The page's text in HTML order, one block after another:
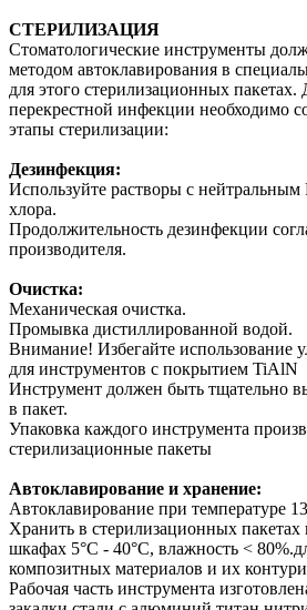
СТЕРИЛИЗАЦИЯ
Стоматологические инструменты
методом автоклавирования в
для этого стерилизационных
перекрестной инфекции необходимо
этапы стерилизации:
Дезинфекция:
Используйте растворы с
хлора.
Продолжительность дезинфекции
производителя.
Очистка:
Механическая очистка.
Промывка дистиллированной водой.
Внимание! Избегайте использование
для инструментов с покрытием TiAlN
Инструмент должен быть тщательно
в пакет.
Упаковка каждого инструмента
стерилизационные пакеты
Автоклавирование и хранение:
Автоклавирование при температуре
Хранить в стерилизационных пакетах
шкафах 5°С - 40°С, влажность <
композитных материалов и их
Рабочая часть инструмента